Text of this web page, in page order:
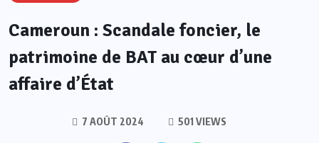
Cameroun : Scandale foncier, le
patrimoine de BAT au cœur d’une
affaire d’État
7 AOÛT 2024 501 VIEWS